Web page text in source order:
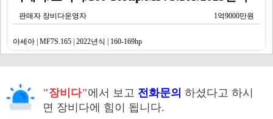
판매자 장비다운영자 1억9000만원
아세아 | MF7S.165 | 2022년식 | 160-169hp
"장비다"에서 보고 전화문의 하셨다고 하시
면 장비다에 힘이 됩니다.